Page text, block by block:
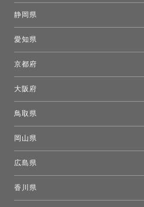
キーブー東京
FLOS｜フロスデザインスペース青山
静岡県
愛知県
京都府
大阪府
鳥取県
岡山県
広島県
香川県